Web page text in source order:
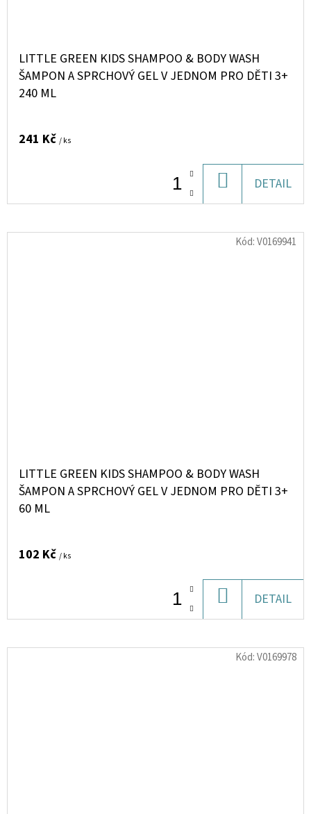
LITTLE GREEN KIDS SHAMPOO & BODY WASH
ŠAMPON A SPRCHOVÝ GEL V JEDNOM PRO DĚTI 3+
240 ML
241 Kč / ks
KOŠÍKU
DETAIL
LITTLE GREEN KIDS SHAMPOO & BODY WASH
ŠAMPON A SPRCHOVÝ GEL V JEDNOM PRO DĚTI 3+
60 ML
102 Kč / ks
KOŠÍKU
DETAIL
Kód:V0169941
Kód:V0169978